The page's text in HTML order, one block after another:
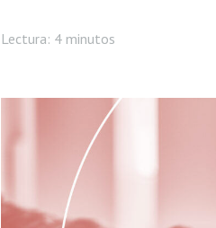
Lectura: 4 minutos